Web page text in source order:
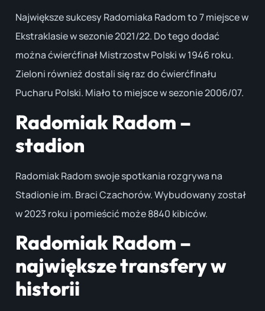
Największe sukcesy Radomiaka Radom to 7 miejsce w
Ekstraklasie w sezonie 2021/22. Do tego dodać
można ćwierćfinał Mistrzostw Polski w 1946 roku.
Zieloni również dostali się raz do ćwierćfinału
Pucharu Polski. Miało to miejsce w sezonie 2006/07.
Radomiak Radom –
stadion
Radomiak Radom swoje spotkania rozgrywa na
Stadionie im. Braci Czachorów. Wybudowany został
w 2023 roku i pomieścić może 8840 kibiców.
Radomiak Radom –
największe transfery w
historii